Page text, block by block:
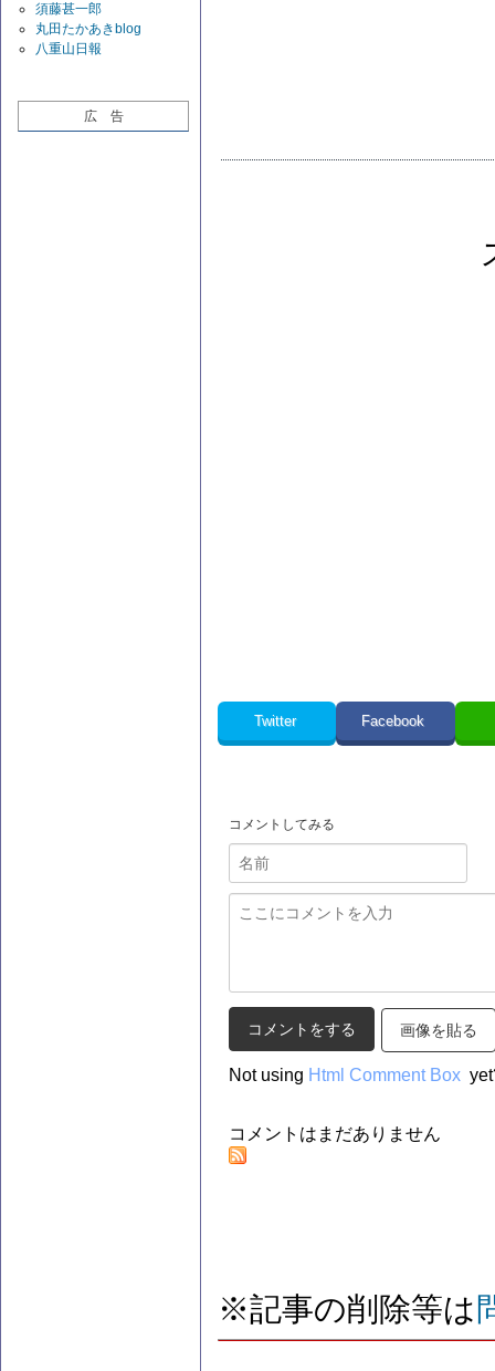
須藤甚一郎
丸田たかあきblog
八重山日報
広 告
Twitter Facebook
コメントしてみる
画像を貼る
Not using Html Comment Box
コメントはまだありません
※記事の削除等は